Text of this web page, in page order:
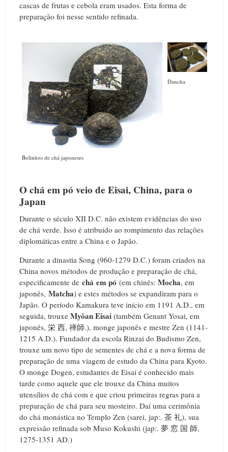
cascas de frutas e cebola eram usados. Esta forma de
preparação foi nesse sentido refinada.
Bolinhos de chá japoneses
Dancha
O chá em pó veio de Eisai, China, para o
Japan
Durante o século XII D.C. não existem evidências do uso
de chá verde. Isso é atribuído ao rompimento das relações
diplomáticas entre a China e o Japão.
Durante a dinastia Song (960-1279 D.C.) foram criados na
China novos métodos de produção e preparação de chá,
especificamente de chá em pó (em chinês: Mocha, em
japonês, Matcha) e estes métodos se expandiram para o
Japão. O período Kamakura teve início em 1191 A.D., em
seguida, trouxe Myōan Eisai (também Genant Yosai, em
japonês, 栄 西, 禅師.), monge japonês e mestre Zen (1141-
1215 A.D.). Fundador da escola Rinzai do Budismo Zen,
trouxe um novo tipo de sementes de chá e a nova forma de
preparação de uma viagem de estudo da China para Kyoto.
O monge Dogen, estudantes de Eisai é conhecido mais
tarde como aquele que ele trouxe da China muitos
utensílios de chá com e que criou primeiras regras para a
preparação de chá para seu mosteiro. Daí uma cerimônia
do chá monástica no Templo Zen (sarei, jap:. 茶 礼), sua
expressão refinada sob Muso Kokushi (jap:. 夢 窓 国 師,
1275-1351 AD.)